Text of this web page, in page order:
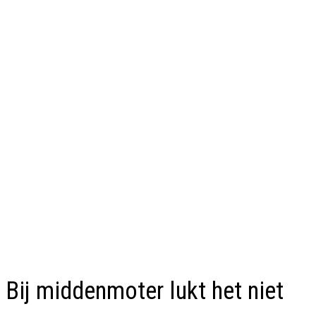
Bij middenmoter lukt het niet